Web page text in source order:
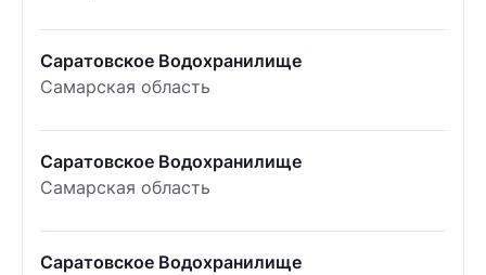
Саратовское Водохранилище
Самарская область
Саратовское Водохранилище
Самарская область
Саратовское Водохранилище